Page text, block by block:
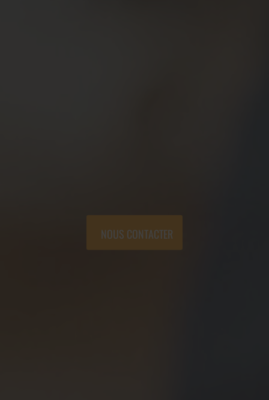
NOUS CONTACTER